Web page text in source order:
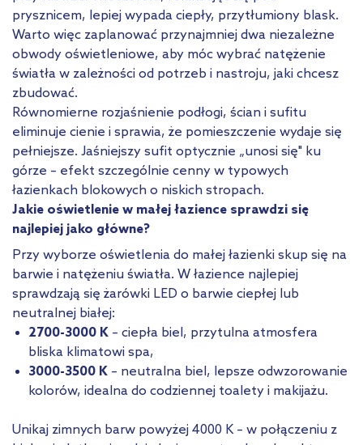
prysznicem, lepiej wypada ciepły, przytłumiony blask.
Warto więc zaplanować przynajmniej dwa niezależne
obwody oświetleniowe, aby móc wybrać natężenie
światła w zależności od potrzeb i nastroju, jaki chcesz
zbudować.
Równomierne rozjaśnienie podłogi, ścian i sufitu
eliminuje cienie i sprawia, że pomieszczenie wydaje się
pełniejsze. Jaśniejszy sufit optycznie „unosi się" ku
górze – efekt szczególnie cenny w typowych
łazienkach blokowych o niskich stropach.
Jakie oświetlenie w małej łazience sprawdzi się
najlepiej jako główne?
Przy wyborze oświetlenia do małej łazienki skup się na
barwie i natężeniu światła. W łazience najlepiej
sprawdzają się żarówki LED o barwie ciepłej lub
neutralnej białej:
2700-3000 K – ciepła biel, przytulna atmosfera
bliska klimatowi spa,
3000-3500 K – neutralna biel, lepsze odwzorowanie
kolorów, idealna do codziennej toalety i makijażu.
Unikaj zimnych barw powyżej 4000 K – w połączeniu z